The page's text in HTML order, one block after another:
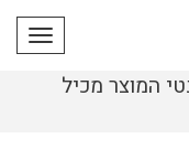
המוצר מכיל